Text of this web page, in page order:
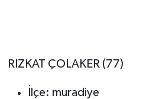
RIZKAT ÇOLAKER (77)
İlçe: muradiye